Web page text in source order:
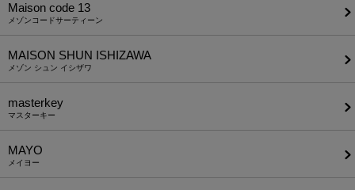
Maison code 13
メゾンコードサーティーン
MAISON SHUN ISHIZAWA
メゾン シュン イシザワ
masterkey
マスターキー
MAYO
メイヨー